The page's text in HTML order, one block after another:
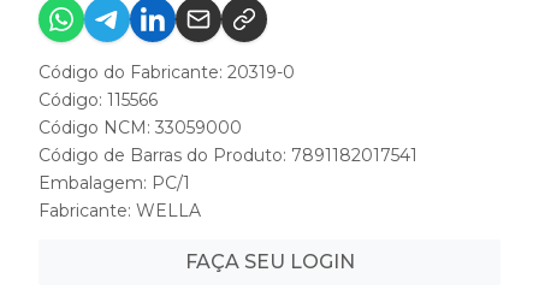
Código do Fabricante: 20319-0
Código: 115566
Código NCM: 33059000
Código de Barras do Produto: 7891182017541
Embalagem: PC/1
Fabricante: WELLA
FAÇA SEU LOGIN